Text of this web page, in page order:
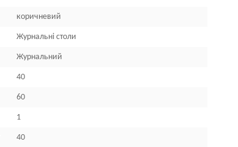
коричневий
Журнальні столи
Журнальний
40
60
1
40